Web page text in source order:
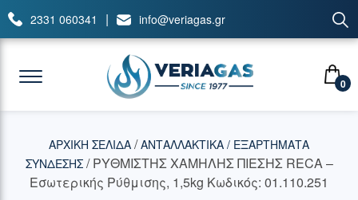
2331 060341 | info@veriagas.gr
0
ΑΡΧΙΚΉ ΣΕΛΊΔΑ /ΑΝΤΑΛΛΑΚΤΙΚΑ / ΕΞΑΡΤΗΜΑΤΑ
ΣΥΝΔΕΣΗΣ/ ΡΥΘΜΙΣΤΗΣ ΧΑΜΗΛΗΣ ΠΙΕΣΗΣ RECA –
Εσωτερικής Ρύθμισης, 1,5kg Κωδικός: 01.110.251